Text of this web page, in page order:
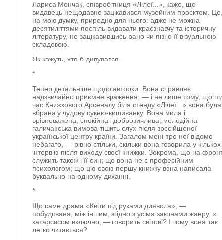
Лариса Мончак, співробітниця «Лілеї...», каже, що
видавець нещодавно зацікавився музейним проєктом. Це,
на мою думку, природно для нього: адже не можна
десятиліттями поспіль видавати краєзнавчу та історичну
літературу, не зацікавившись рано чи пізно її візуальною
складовою.
Як кажуть, хто б дивувався.
*
Тепер детальніше щодо авторки. Вона справляє
надзвичайно приємне враження, — і не лише тому, що
час Книжкового Арсеналу біля стенду «Лілеї...» вона була
вбрана у чудову сукню-вишиванку. Вона мила і
врівноважена, спокійна і доброзичлива; мелодійна
галичанська вимова тішить слух після зросійщеної
української центру країни. Загалом мені про неї відомо
небагато, — рівно стільки, скільки вона говорила у кількох
інтерв’ю після виходу своєї книжки. Зокрема, що на
служить також і її син; що вона не є професійним
психологом; що цю свою першу книжку вона написала
буквально на одному диханні.
*
Що саме драма «Квіти під руками диявола», —
побудована, між іншим, згідно з усіма законами жанру, з
катарсисом включно, — говорить світові? І чому вона так
легко читається?